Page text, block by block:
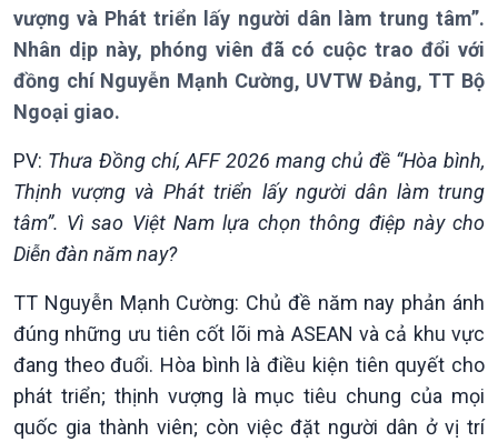
Giới thiệu
Thời sự
Thời sự 6h
Thời sự 12h
Thời sự 18h
Thời sự 21h30
Bản tin
vượng và Phát triển lấy người dân làm trung tâm”.
Nhân dịp này, phóng viên đã có cuộc trao đổi với
đồng chí Nguyễn Mạnh Cường, UVTW Đảng, TT Bộ
Ngoại giao.
PV: Thưa Đồng chí, AFF 2026 mang chủ đề “Hòa bình,
Thịnh vượng và Phát triển lấy người dân làm trung
tâm”. Vì sao Việt Nam lựa chọn thông điệp này cho
Diễn đàn năm nay?
TT Nguyễn Mạnh Cường: Chủ đề năm nay phản ánh
đúng những ưu tiên cốt lõi mà ASEAN và cả khu vực
đang theo đuổi. Hòa bình là điều kiện tiên quyết cho
phát triển; thịnh vượng là mục tiêu chung của mọi
quốc gia thành viên; còn việc đặt người dân ở vị trí